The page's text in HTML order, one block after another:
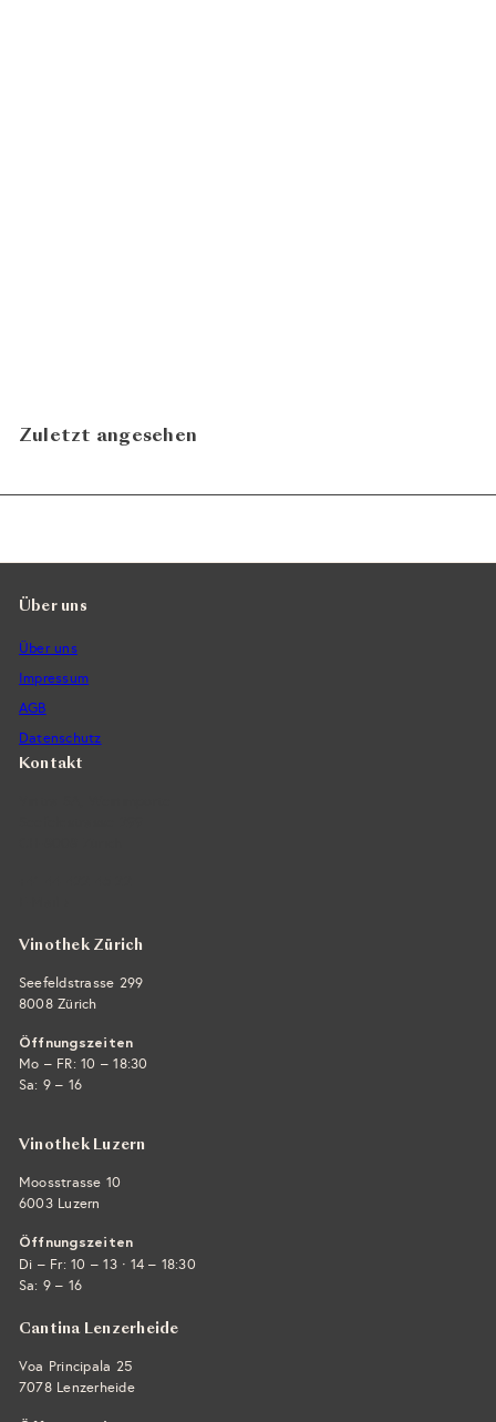
Zuletzt angesehen
Über uns
Über uns
Impressum
AGB
Datenschutz
Kontakt
Vinothek Zürich
Seefeldstrasse 299
8008 Zürich
Öffnungszeiten
Mo – FR: 10 – 18:30
Sa: 9 – 16
Vinothek Luzern
Moosstrasse 10
6003 Luzern
Öffnungszeiten
Di – Fr: 10 – 13 · 14 – 18:30
Sa: 9 – 16
Cantina Lenzerheide
Voa Principala 25
7078 Lenzerheide